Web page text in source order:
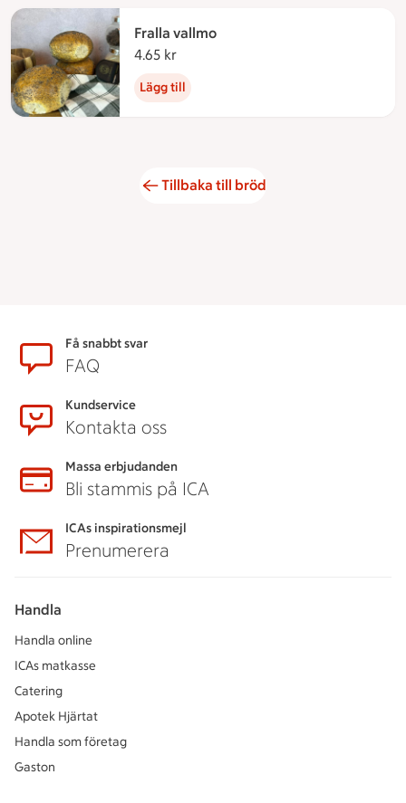
Fralla vallmo
4.65 kr
Lägg till
Tillbaka till bröd
SidfotFå snabbt svar
FAQ
Kundservice
Kontakta oss
Massa erbjudanden
Bli stammis på ICA
ICAs inspirationsmejl
Prenumerera
Handla
Handla online
ICAs matkasse
Catering
Apotek Hjärtat
Handla som företag
Gaston